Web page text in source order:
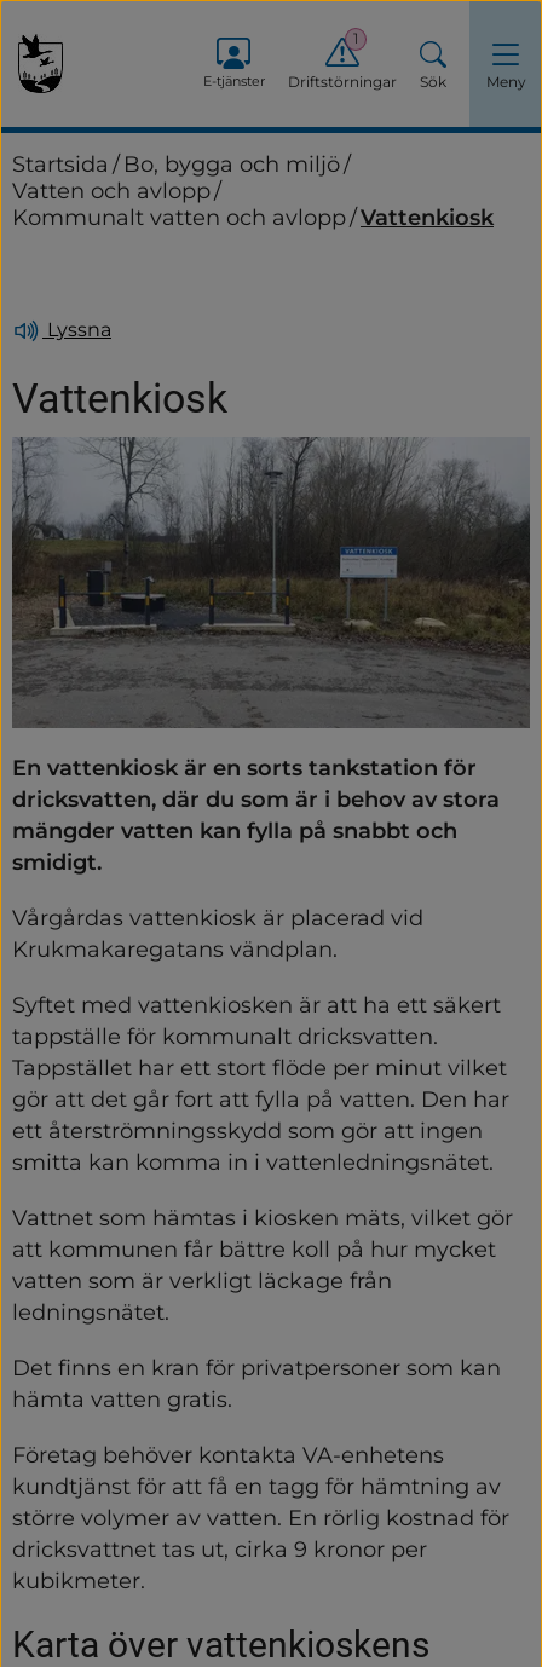
E-tjänster Driftstörningar
1
Sök Meny
Startsida / Bo, bygga och miljö/
Vatten och avlopp/
Kommunalt vatten och avlopp/Vattenkiosk
Lyssna
Vattenkiosk
En vattenkiosk är en sorts tankstation för
dricksvatten, där du som är i behov av stora
mängder vatten kan fylla på snabbt och
smidigt.
Vårgårdas vattenkiosk är placerad vid
Krukmakaregatans vändplan.
Syftet med vattenkiosken är att ha ett säkert
tappställe för kommunalt dricksvatten.
Tappstället har ett stort flöde per minut vilket
gör att det går fort att fylla på vatten. Den har
ett återströmningsskydd som gör att ingen
smitta kan komma in i vattenledningsnätet.
Vattnet som hämtas i kiosken mäts, vilket gör
att kommunen får bättre koll på hur mycket
vatten som är verkligt läckage från
ledningsnätet.
Det finns en kran för privatpersoner som kan
hämta vatten gratis.
Företag behöver kontakta VA-enhetens
kundtjänst för att få en tagg för hämtning av
större volymer av vatten. En rörlig kostnad för
dricksvattnet tas ut, cirka 9 kronor per
kubikmeter.
Karta över vattenkioskens